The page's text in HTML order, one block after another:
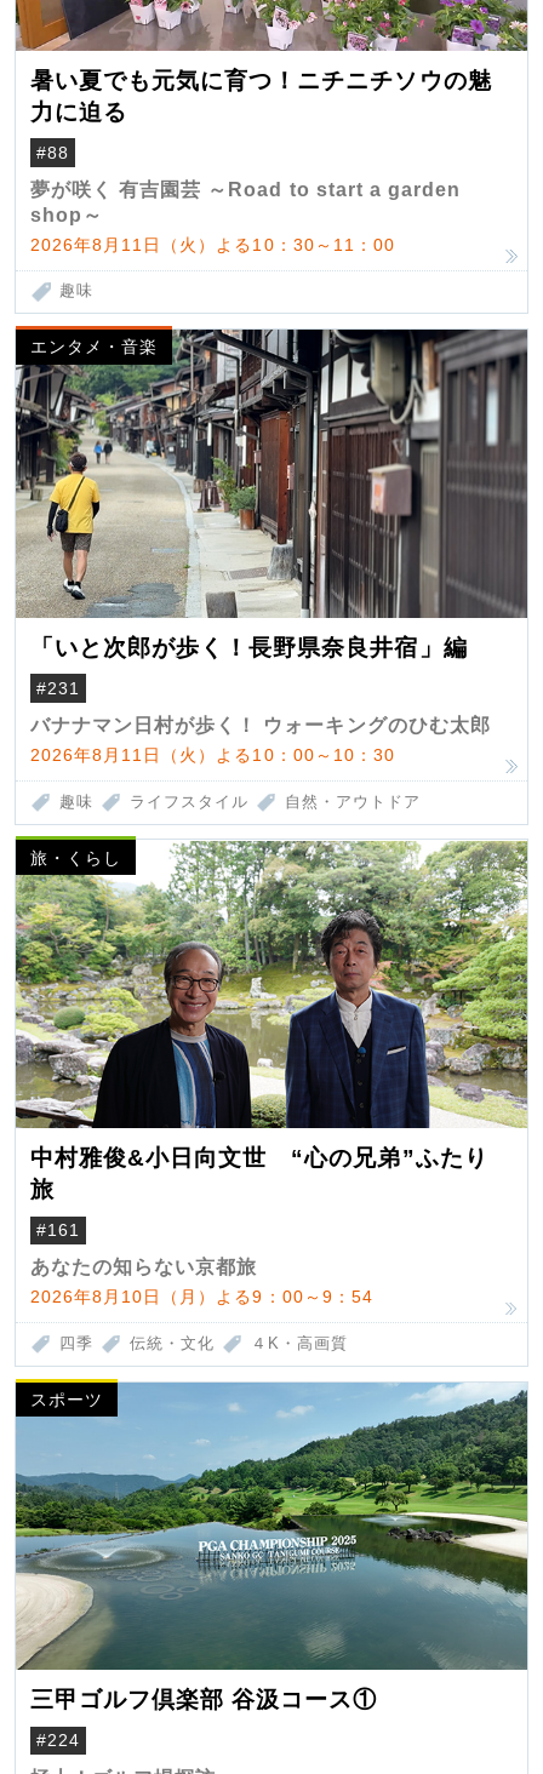
暑い夏でも元気に育つ！ニチニチソウの魅
力に迫る
#88
夢が咲く 有吉園芸 ～Road to start a garden
shop～
2026年8月11日（火）よる10：30～11：00
趣味
エンタメ・音楽
「いと次郎が歩く！長野県奈良井宿」編
#231
バナナマン日村が歩く！ ウォーキングのひむ太郎
2026年8月11日（火）よる10：00～10：30
趣味 ライフスタイル 自然・アウトドア
旅・くらし
中村雅俊&小日向文世 “心の兄弟”ふたり
旅
#161
あなたの知らない京都旅
2026年8月10日（月）よる9：00～9：54
四季 伝統・文化 ４K・高画質
スポーツ
三甲ゴルフ倶楽部 谷汲コース①
#224